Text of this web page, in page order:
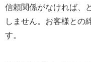
信頼関係がなければ、
しません。お客様との
す。